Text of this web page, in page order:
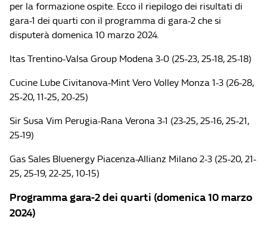
per la formazione ospite. Ecco il riepilogo dei risultati di
gara-1 dei quarti con il programma di gara-2 che si
disputerà domenica 10 marzo 2024.
Itas Trentino-Valsa Group Modena 3-0 (25-23, 25-18, 25-18)
Cucine Lube Civitanova-Mint Vero Volley Monza 1-3 (26-28,
25-20, 11-25, 20-25)
Sir Susa Vim Perugia-Rana Verona 3-1 (23-25, 25-16, 25-21,
25-19)
Gas Sales Bluenergy Piacenza-Allianz Milano 2-3 (25-20, 21-
25, 25-19, 22-25, 10-15)
Programma gara-2 dei quarti (domenica 10 marzo
2024)